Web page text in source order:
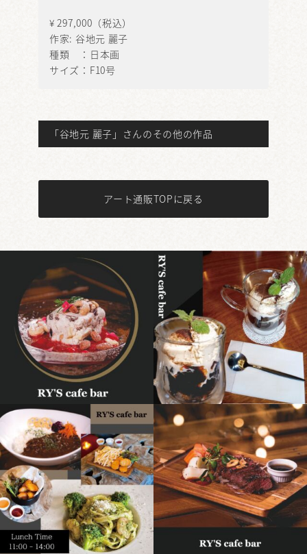
¥ 297,000（税込）
作家: 谷地元 麗子
種類 ：日本画
サイズ：F10号
「谷地元 麗子」さんのその他の作品
アート通販TOPに戻る